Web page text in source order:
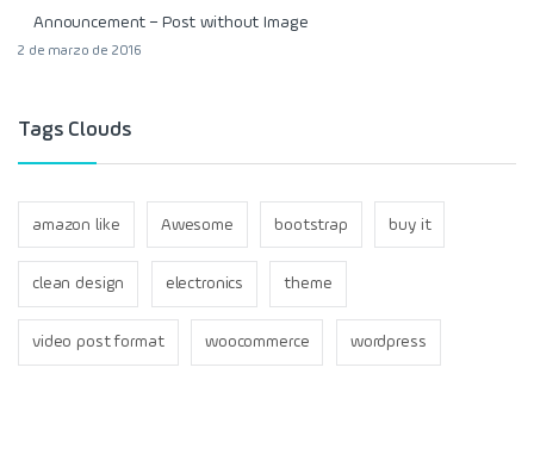
Announcement – Post without Image
2 de marzo de 2016
Tags Clouds
amazon like Awesome bootstrap buy it
clean design electronics theme
video post format woocommerce wordpress